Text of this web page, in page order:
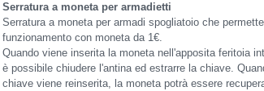
Serratura a moneta per armadietti
Serratura a moneta per armadi spogliatoio che permette
funzionamento con moneta da 1€.
Quando viene inserita la moneta nell'apposita feritoia
è possibile chiudere l'antina ed estrarre la chiave.
chiave viene reinserita, la moneta potrà essere